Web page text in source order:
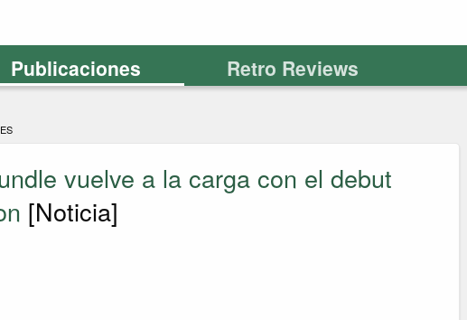
Publicaciones Retro Reviews
vuelve a la carga con el debut
[Noticia]